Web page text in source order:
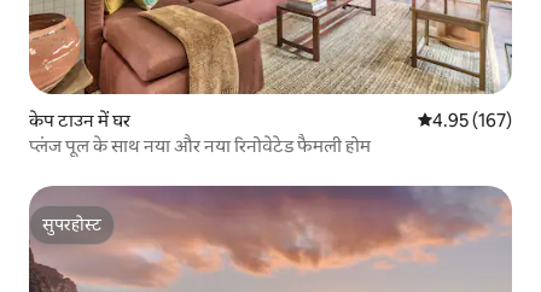
केप टाउन में घर औसत रेटिंग 5 में से
4.95 (167)
प्लंज पूल के साथ नया और नया रिनोवेटेड फैमली होम
सुपरहोस्ट
सुपरहोस्ट